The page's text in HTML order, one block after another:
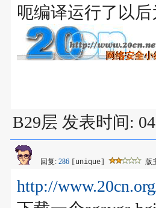
呃编译运行了以
B29层 发表时间:
回复: 286 [unique] 版
http://